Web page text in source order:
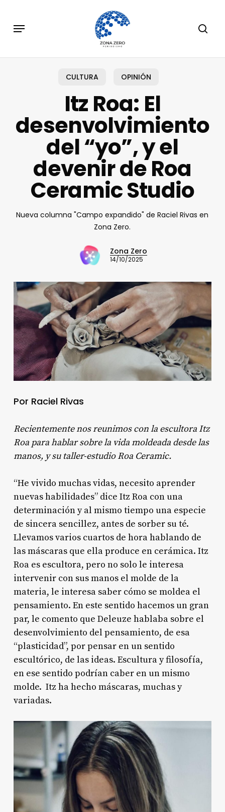
main
Menu
CULTURA OPINIÓN
Itz Roa: El
desenvolvimiento
del “yo”, y el
devenir de Roa
Ceramic Studio
Nueva columna "Campo expandido" de Raciel Rivas en
Zona Zero.
Zona Zero
14/10/2025
Por Raciel Rivas
Recientemente nos reunimos con la escultora Itz
Roa para hablar sobre la vida moldeada desde las
manos, y su taller-estudio Roa Ceramic.
“He vivido muchas vidas, necesito aprender
nuevas habilidades” dice Itz Roa con una
determinación y al mismo tiempo una especie
de sincera sencillez, antes de sorber su té.
Llevamos varios cuartos de hora hablando de
las máscaras que ella produce en cerámica. Itz
Roa es escultora, pero no solo le interesa
intervenir con sus manos el molde de la
materia, le interesa saber cómo se moldea el
pensamiento. En este sentido hacemos un gran
par, le comento que Deleuze hablaba sobre el
desenvolvimiento del pensamiento, de esa
“plasticidad”, por pensar en un sentido
escultórico, de las ideas. Escultura y filosofía,
en ese sentido podrían caber en un mismo
molde. Itz ha hecho máscaras, muchas y
variadas.